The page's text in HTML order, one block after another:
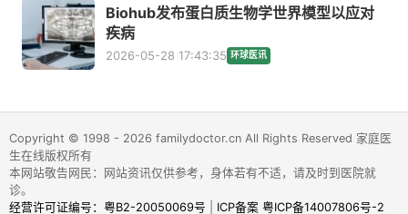
Biohub发布蛋白质生物学世界模型以应对
疾病
2026-05-28 17:43:35 环球医讯
Copyright © 1998 - 2026 familydoctor.cn All Rights Reserved 家庭医
生在线版权所有
本网站敬告网民：网站资讯仅供参考，身体若有不适，请及时到医院就
诊。
经营许可证编号：粤B2-20050069号
ICP备案 粤ICP备14007806号-2